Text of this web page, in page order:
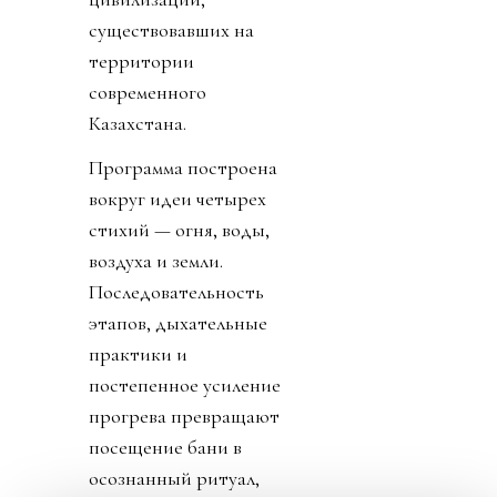
существовавших на
территории
современного
Казахстана.
Программа построена
вокруг идеи четырех
стихий — огня, воды,
воздуха и земли.
Последовательность
этапов, дыхательные
практики и
постепенное усиление
прогрева превращают
посещение бани в
осознанный ритуал,